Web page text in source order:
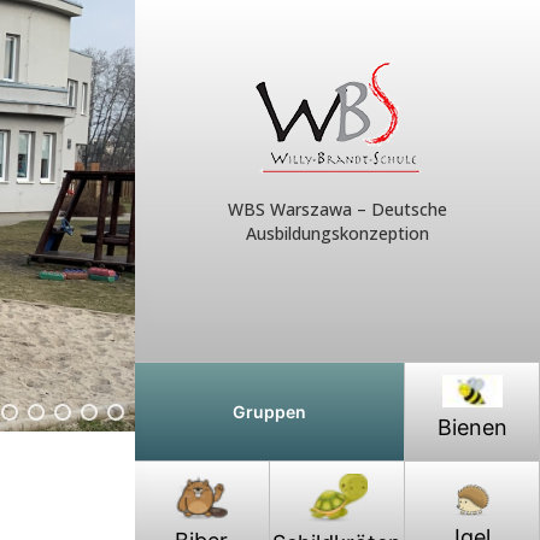
WBS Warszawa – Deutsche
Ausbildungskonzeption
Gruppen
Bienen